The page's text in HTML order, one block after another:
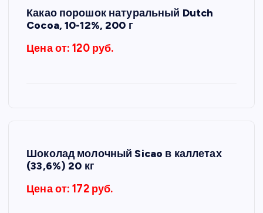
Какао порошок натуральный Dutch
Cocoa, 10-12%, 200 г
Цена от: 120 руб.
Шоколад молочный Sicao в каллетах
(33,6%) 20 кг
Цена от: 172 руб.